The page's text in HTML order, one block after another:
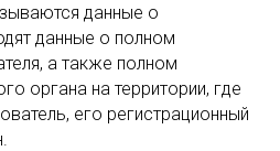
данные о
данные о полном
а также полном
органа на территории, где
его регистрационный